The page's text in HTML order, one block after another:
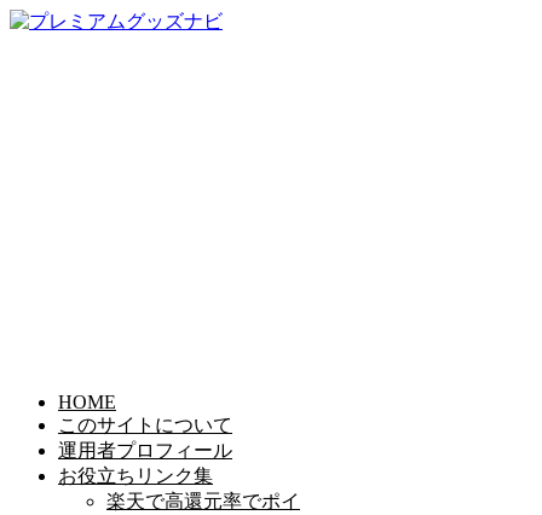
HOME
このサイトについて
運用者プロフィール
お役立ちリンク集
楽天で高還元率でポイ